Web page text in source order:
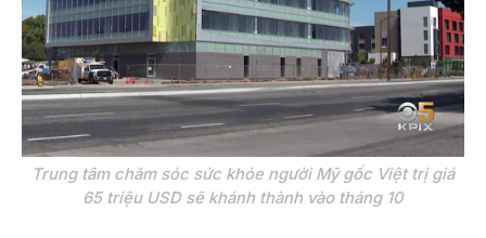
Trung tâm chăm sóc sức khỏe người Mỹ gốc Việt trị giá
65 triệu USD sẽ khánh thành vào tháng 10